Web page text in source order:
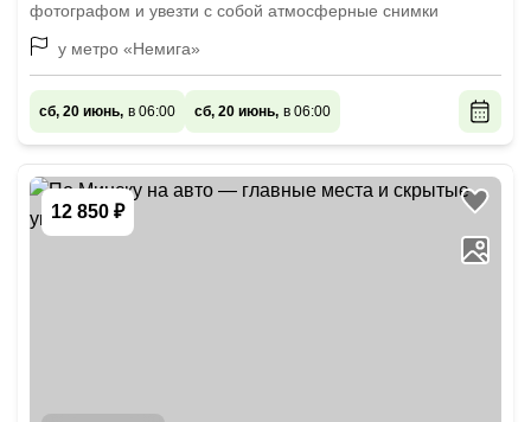
фотографом и увезти с собой атмосферные снимки
у метро «Немига»
сб, 20 июнь, в 06:00 сб, 20 июнь, в 06:00
12 850 ₽